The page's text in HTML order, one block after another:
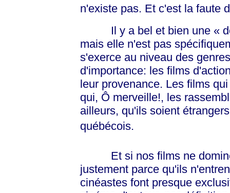
n'existe pas. Et c'est la faute
Il y a bel et bien une «
mais elle n'est pas
s'exerce au niveau des
d'importance: les films
leur provenance. Les films
qui, Ô merveille!, les
ailleurs, qu'ils soient
québécois.
Et si nos films ne
justement parce qu'ils
cinéastes font presque